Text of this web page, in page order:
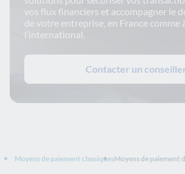
vos flux financiers et accompagner le
de votre entreprise, en France comme
l’international.
Contacter un
Moyens de paiement classiquesMoyens de paiement